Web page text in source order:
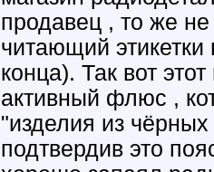
продавец , то же
читающий
конца). Так вот
активный флюс ,
"изделия из
подтвердив это